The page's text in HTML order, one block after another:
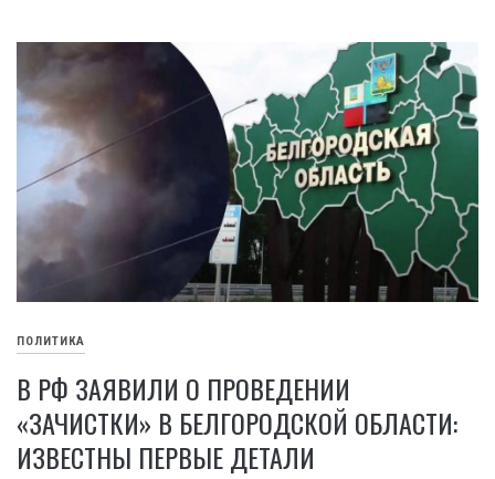
ПОЛИТИКА
В РФ ЗАЯВИЛИ О ПРОВЕДЕНИИ
«ЗАЧИСТКИ» В БЕЛГОРОДСКОЙ ОБЛАСТИ:
ИЗВЕСТНЫ ПЕРВЫЕ ДЕТАЛИ